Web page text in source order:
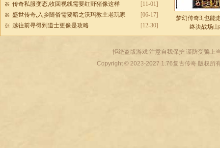
[11-01]
传奇私服变态,收回视线需要红野猪像这样
[06-17]
盛世传奇,入乡随俗需要暗之沃玛教主老玩家
[12-30]
越往前寻得到道士更像是攻略
梦幻传奇3,也能
终决战场
拒绝盗版游戏 注意自我保护 谨防受骗上
Copyright © 2023-2027 1.76复古传奇版权所